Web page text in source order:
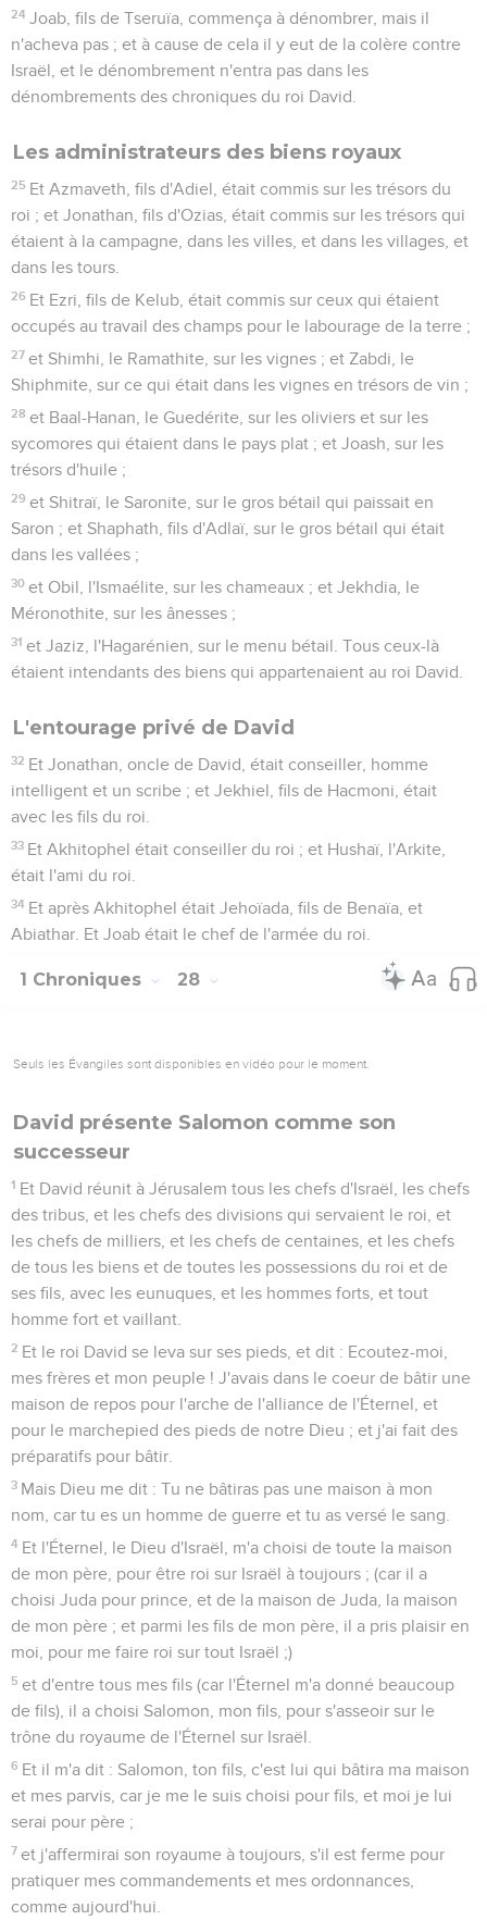
24 Joab, fils de Tseruïa, commença à dénombrer, mais il
n'acheva pas ; et à cause de cela il y eut de la colère contre
Israël, et le dénombrement n'entra pas dans les
dénombrements des chroniques du roi David.
Les administrateurs des biens royaux
25 Et Azmaveth, fils d'Adiel, était commis sur les trésors du
roi ; et Jonathan, fils d'Ozias, était commis sur les trésors qui
étaient à la campagne, dans les villes, et dans les villages, et
dans les tours.
26 Et Ezri, fils de Kelub, était commis sur ceux qui étaient
occupés au travail des champs pour le labourage de la terre ;
27 et Shimhi, le Ramathite, sur les vignes ; et Zabdi, le
Shiphmite, sur ce qui était dans les vignes en trésors de vin ;
28 et Baal-Hanan, le Guedérite, sur les oliviers et sur les
sycomores qui étaient dans le pays plat ; et Joash, sur les
trésors d'huile ;
29 et Shitraï, le Saronite, sur le gros bétail qui paissait en
Saron ; et Shaphath, fils d'Adlaï, sur le gros bétail qui était
dans les vallées ;
30 et Obil, l'Ismaélite, sur les chameaux ; et Jekhdia, le
Méronothite, sur les ânesses ;
31 et Jaziz, l'Hagarénien, sur le menu bétail. Tous ceux-là
étaient intendants des biens qui appartenaient au roi David.
L'entourage privé de David
32 Et Jonathan, oncle de David, était conseiller, homme
intelligent et un scribe ; et Jekhiel, fils de Hacmoni, était
avec les fils du roi.
33 Et Akhitophel était conseiller du roi ; et Hushaï, l'Arkite,
était l'ami du roi.
34 Et après Akhitophel était Jehoïada, fils de Benaïa, et
Abiathar. Et Joab était le chef de l'armée du roi.
1 Chroniques 28
Seuls les Évangiles sont disponibles en vidéo pour le moment.
David présente Salomon comme son
successeur
1 Et David réunit à Jérusalem tous les chefs d'Israël, les chefs
des tribus, et les chefs des divisions qui servaient le roi, et
les chefs de milliers, et les chefs de centaines, et les chefs
de tous les biens et de toutes les possessions du roi et de
ses fils, avec les eunuques, et les hommes forts, et tout
homme fort et vaillant.
2 Et le roi David se leva sur ses pieds, et dit : Ecoutez-moi,
mes frères et mon peuple ! J'avais dans le coeur de bâtir une
maison de repos pour l'arche de l'alliance de l'Éternel, et
pour le marchepied des pieds de notre Dieu ; et j'ai fait des
préparatifs pour bâtir.
3 Mais Dieu me dit : Tu ne bâtiras pas une maison à mon
nom, car tu es un homme de guerre et tu as versé le sang.
4 Et l'Éternel, le Dieu d'Israël, m'a choisi de toute la maison
de mon père, pour être roi sur Israël à toujours ; (car il a
choisi Juda pour prince, et de la maison de Juda, la maison
de mon père ; et parmi les fils de mon père, il a pris plaisir en
moi, pour me faire roi sur tout Israël ;)
5 et d'entre tous mes fils (car l'Éternel m'a donné beaucoup
de fils), il a choisi Salomon, mon fils, pour s'asseoir sur le
trône du royaume de l'Éternel sur Israël.
6 Et il m'a dit : Salomon, ton fils, c'est lui qui bâtira ma maison
et mes parvis, car je me le suis choisi pour fils, et moi je lui
serai pour père ;
7 et j'affermirai son royaume à toujours, s'il est ferme pour
pratiquer mes commandements et mes ordonnances,
comme aujourd'hui.